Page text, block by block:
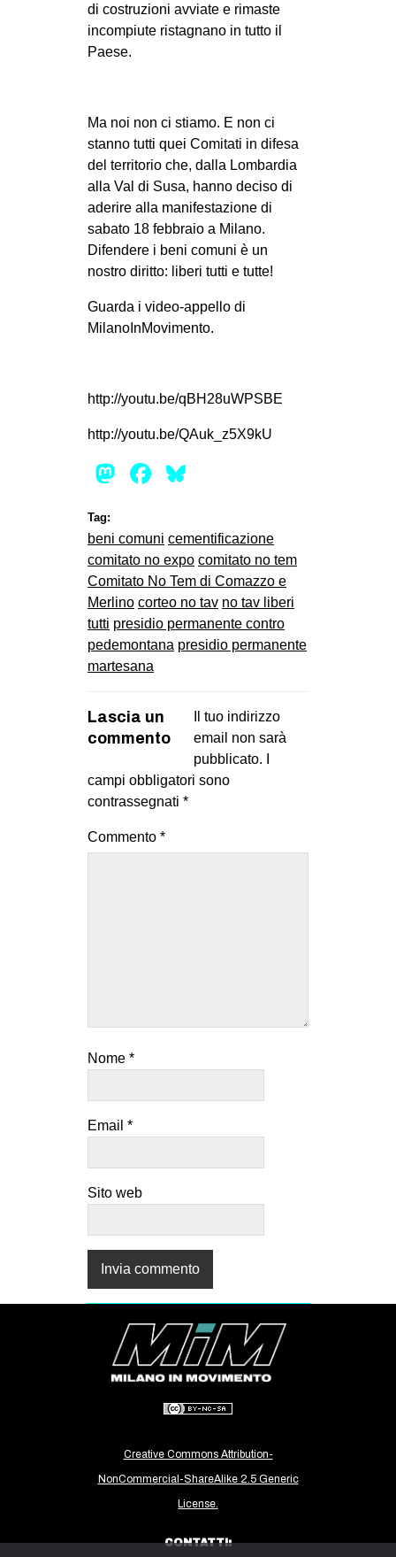
ARTE
RECENSIONI
INTERNAZIONALE
AFRICA
AMERICHE
ESTREMO ORIENTE
MEDIO ORIENTE
EVENTI
in
bsky
ms
SEARCH
di costruzioni avviate e rimaste
incompiute ristagnano in tutto il
Paese.
Ma noi non ci stiamo. E non ci
stanno tutti quei Comitati in difesa
del territorio che, dalla Lombardia
alla Val di Susa, hanno deciso di
aderire alla manifestazione di
sabato 18 febbraio a Milano.
Difendere i beni comuni è un
nostro diritto: liberi tutti e tutte!
Guarda i video-appello di
MilanoInMovimento.
http://youtu.be/qBH28uWPSBE
http://youtu.be/QAuk_z5X9kU
Mastodon
Facebook
Tag:
beni comuni cementificazione
comitato no expo comitato no tem
Comitato No Tem di Comazzo e
Merlino corteo no tav no tav liberi
tutti presidio permanente contro
pedemontana presidio permanente
martesana
Lascia un
commento
Il tuo indirizzo
email non sarà
pubblicato.
campi obbligatori sono
contrassegnati *
Commento *
Nome *
Email *
Sito web
Creative Commons Attribution-
NonCommercial-ShareAlike 2.5 Generic
License.
CONTATTI: